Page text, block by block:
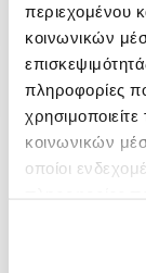
περιεχομένου
κοινωνικών
πληροφορίες
κοινωνικών
οποίοι
Δες τώρα τα